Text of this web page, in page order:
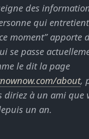
des
qui
moment” apporte
se passe
le dit la page
about,
diriez à un ami que
un an.